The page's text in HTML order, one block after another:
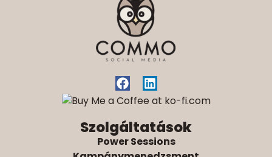
Szolgáltatások
Power Sessions